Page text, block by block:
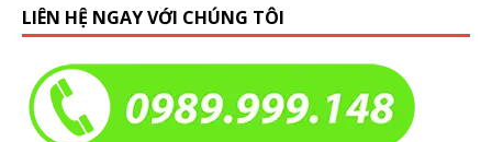
LIÊN HỆ NGAY VỚI CHÚNG TÔI